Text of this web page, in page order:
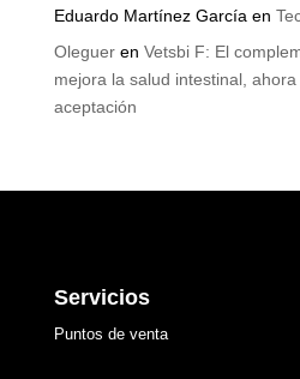
Eduardo Martínez García en
Olegueren Vetsbi F: El
mejora la salud intestinal,
aceptación
Servicios
Puntos de venta